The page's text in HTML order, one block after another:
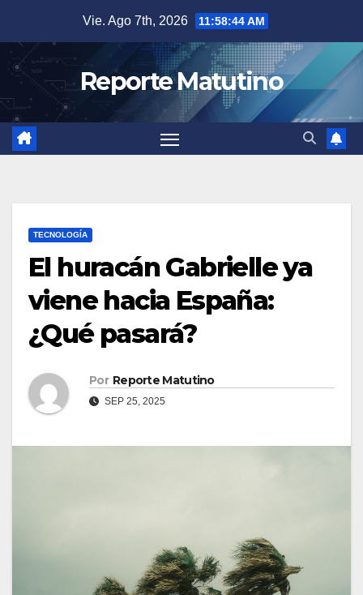
contenido
Vie. Ago 7th, 2026 11:58:45 AM
Reporte Matutino
TECNOLOGÍA
El huracán Gabrielle ya
viene hacia España:
¿Qué pasará?
Por Reporte Matutino
SEP 25, 2025